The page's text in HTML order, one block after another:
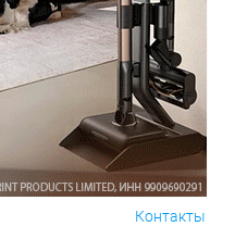
Контакты